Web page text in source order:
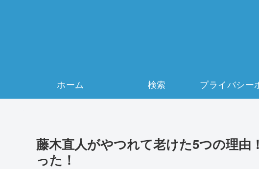
ホーム 検索
藤木直人がやつれて老けた5つの理由
った！